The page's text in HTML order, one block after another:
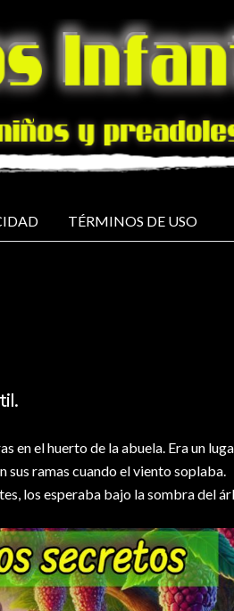
TÉRMINOS DE USO
en el huerto de la abuela. Era un
sus ramas cuando el viento soplaba.
los esperaba bajo la sombra del